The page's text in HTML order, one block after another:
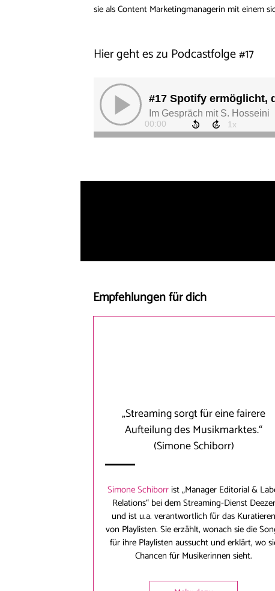
sie als Content Marketingmanagerin mit einem
Hier geht es zu Podcastfolge #17
Empfehlungen für dich
„Streaming sorgt für eine fairere
Aufteilung des Musikmarktes.“
(Simone Schiborr)
Simone Schiborrist „Manager Editorial &
Relations“ bei dem Streaming-Dienst Deezer
und ist u.a. verantwortlich für das Kuratieren
von Playlisten. Sie erzählt, wonach sie die
für ihre Playlisten aussucht und erklärt, wo
Chancen für Musikerinnen sieht.